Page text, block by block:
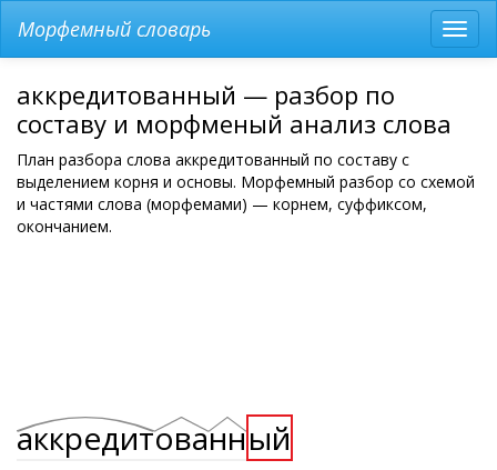
меню
Морфемный словарь
аккредитованный — разбор по
составу и морфменый анализ слова
План разбора слова аккредитованный по составу с
выделением корня и основы. Морфемный разбор со схемой
и частями слова (морфемами) — корнем, суффиксом,
окончанием.
аккредитованный